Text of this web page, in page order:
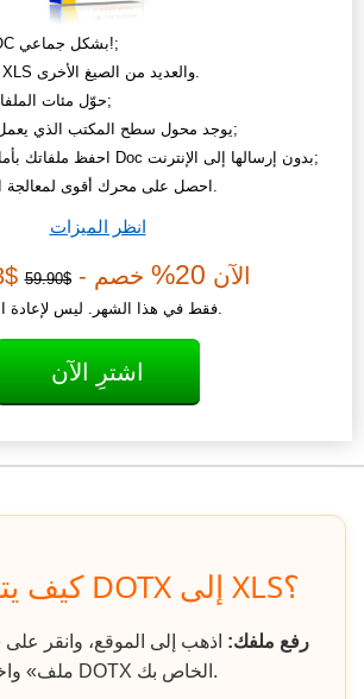
حوّل ملفات DOC بشكل جماعي!;
من DOTX إلى XLS والعديد من الصيغ الأخرى.
حوّل مئات الملفات في 3 نقرات;
يوجد محول سطح المكتب الذي يعمل بدون الإنترنت;
احفظ ملفاتك بأمان، حوّل ملفات Doc بدون إرسالها إلى الإنترنت;
احصل على محرك أقوى لمعالجة الملفات الكبيرة.
انظر الميزات
الآن 20% خصم -$59.90
$41.93
*فقط في هذا الشهر. ليس لإعادة البيع.
اشترِ الآن
كيف يتم تحويل DOTX إلى XLS؟
رفع ملفك: اذهب إلى الموقع، وانقر
ملف» واختر ملف DOTX الخاص بك.